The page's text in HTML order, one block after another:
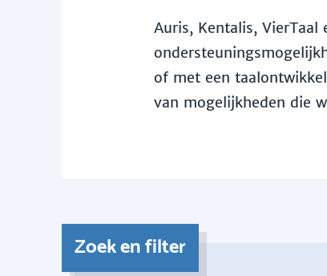
Auris, Kentalis, VierTaal
of met een
van mogelijkheden die
Zoek en filter